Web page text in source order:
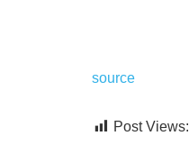
source
Post Views: